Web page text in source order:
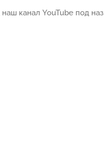
наш канал YouTube под